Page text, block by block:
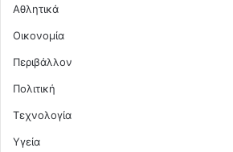
Αθλητικά
Οικονομία
Περιβάλλον
Πολιτική
Τεχνολογία
Υγεία